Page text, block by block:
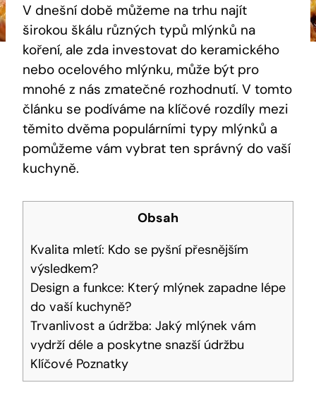
V dnešní době můžeme na trhu najít
širokou škálu různých typů mlýnků na
koření, ale zda investovat do keramického
nebo ocelového mlýnku, může být pro
mnohé z nás zmatečné rozhodnutí. V tomto
článku se podíváme na klíčové rozdíly mezi
těmito dvěma populárními typy mlýnků a
pomůžeme vám vybrat ten správný do vaší
kuchyně.
Obsah
Kvalita mletí: Kdo se pyšní přesnějším
výsledkem?
Design a funkce: Který mlýnek zapadne lépe
do vaší kuchyně?
Trvanlivost a údržba: Jaký mlýnek vám
vydrží déle a poskytne snazší údržbu
Klíčové Poznatky